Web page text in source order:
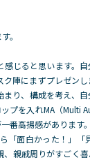
。
じると思います。
陣にまずプレゼン
り、構成を考え、
プを入れMA（Multi
番高揚感があります。
「面白かった！」
親戚周りがすごく